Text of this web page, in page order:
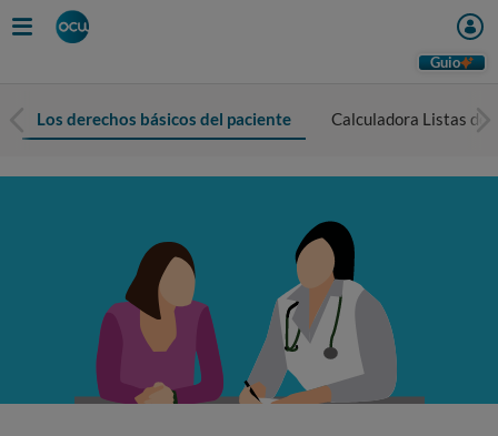
Guio
Los derechos básicos del paciente Calculadora Listas de